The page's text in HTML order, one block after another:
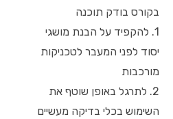
בקורס בודק תוכנה
1. להקפיד על הבנת מושגי
יסוד לפני המעבר לטכניקות
מורכבות
2. לתרגל באופן שוטף את
השימוש בכלי בדיקה מעשיים